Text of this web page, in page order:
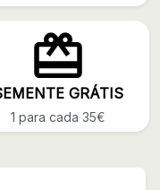
GRÁTIS
1 para cada 35€